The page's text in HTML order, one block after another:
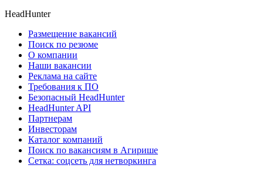
HeadHunter
Размещение вакансий
Поиск по резюме
О компании
Наши вакансии
Реклама на сайте
Требования к ПО
Безопасный HeadHunter
HeadHunter API
Партнерам
Инвесторам
Каталог компаний
Поиск по вакансиям в Агирише
Сетка: соцсеть для нетворкинга